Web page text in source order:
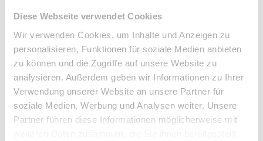
Diese Webseite verwendet Cookies
Wir verwenden Cookies, um Inhalte und Anzeigen zu
personalisieren, Funktionen für soziale Medien anbieten
zu können und die Zugriffe auf unsere Website zu
analysieren. Außerdem geben wir Informationen zu Ihrer
Verwendung unserer Website an unsere Partner für
soziale Medien, Werbung und Analysen weiter. Unsere
Partner führen diese Informationen möglicherweise mit